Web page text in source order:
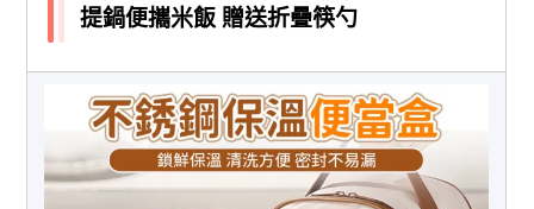
提鍋便攜米飯 贈送折疊筷勺